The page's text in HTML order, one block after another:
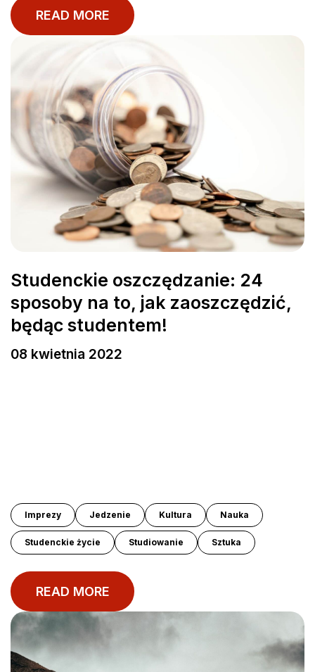
READ MORE
Studenckie oszczędzanie: 24
sposoby na to, jak zaoszczędzić,
będąc studentem!
08 kwietnia 2022
Imprezy Jedzenie Kultura Nauka
Studenckie życie Studiowanie Sztuka
READ MORE